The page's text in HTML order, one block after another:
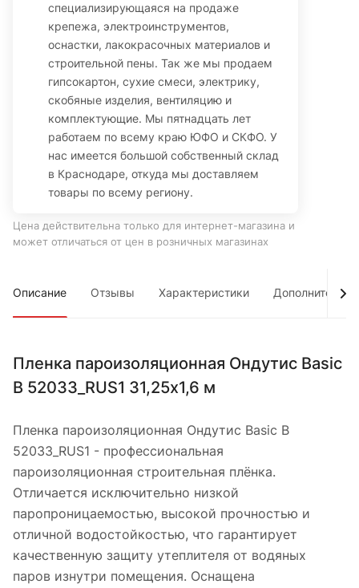
специализирующаяся на продаже
крепежа, электроинструментов,
оснастки, лакокрасочных материалов и
строительной пены. Так же мы продаем
гипсокартон, сухие смеси, электрику,
скобяные изделия, вентиляцию и
комплектующие. Мы пятнадцать лет
работаем по всему краю ЮФО и СКФО. У
нас имеется большой собственный склад
в Краснодаре, откуда мы доставляем
товары по всему региону.
Цена действительна только для интернет-магазина и
может отличаться от цен в розничных магазинах
Описание Отзывы Характеристики Дополнительно
Пленка пароизоляционная Ондутис Basic
B 52033_RUS1 31,25х1,6 м
Пленка пароизоляционная Ондутис Basic B
52033_RUS1 - профессиональная
пароизоляционная строительная плёнка.
Отличается исключительно низкой
паропроницаемостью, высокой прочностью и
отличной водостойкостью, что гарантирует
качественную защиту утеплителя от водяных
паров изнутри помещения. Оснащена